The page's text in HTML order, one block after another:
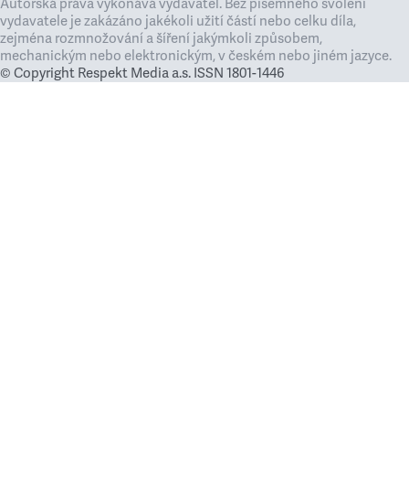
Autorská práva vykonává vydavatel. Bez písemného svolení
vydavatele je zakázáno jakékoli užití částí nebo celku díla,
zejména rozmnožování a šíření jakýmkoli způsobem,
mechanickým nebo elektronickým, v českém nebo jiném jazyce.
© Copyright Respekt Media a.s. ISSN 1801-1446